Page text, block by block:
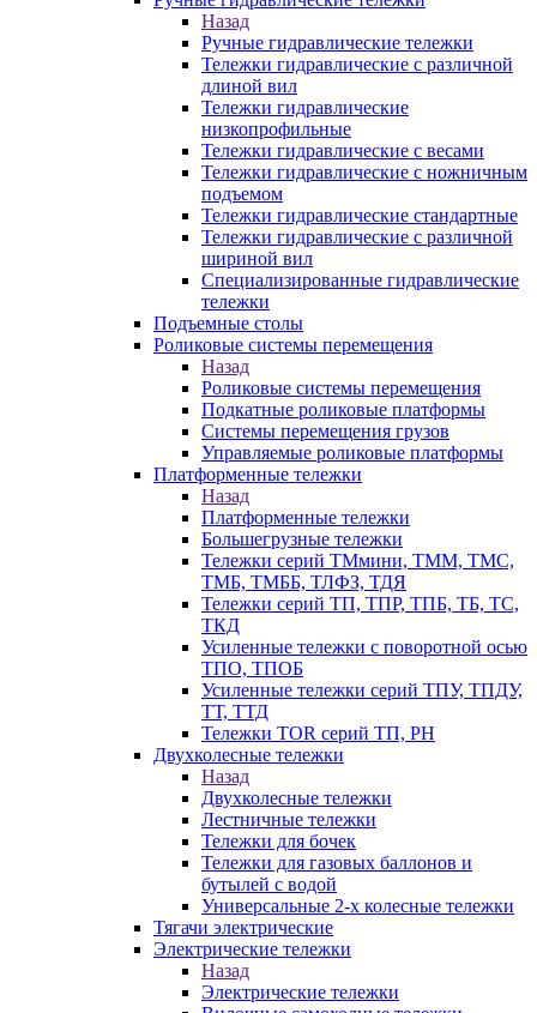
Назад
Ручные гидравлические тележки
Тележки гидравлические с различной
длиной вил
Тележки гидравлические
низкопрофильные
Тележки гидравлические с весами
Тележки гидравлические с ножничным
подъемом
Тележки гидравлические стандартные
Тележки гидравлические с различной
шириной вил
Специализированные гидравлические
тележки
Подъемные столы
Роликовые системы перемещения
Назад
Роликовые системы перемещения
Подкатные роликовые платформы
Системы перемещения грузов
Управляемые роликовые платформы
Платформенные тележки
Назад
Платформенные тележки
Большегрузные тележки
Тележки серий ТМмини, ТММ, ТМС,
ТМБ, ТМББ, ТЛФЗ, ТДЯ
Тележки серий ТП, ТПР, ТПБ, ТБ, ТС,
ТКД
Усиленные тележки с поворотной осью
ТПО, ТПОБ
Усиленные тележки серий ТПУ, ТПДУ,
ТТ, ТТД
Тележки TOR серий ТП, PH
Двухколесные тележки
Назад
Двухколесные тележки
Лестничные тележки
Тележки для бочек
Тележки для газовых баллонов и
бутылей с водой
Универсальные 2-х колесные тележки
Тягачи электрические
Электрические тележки
Назад
Электрические тележки